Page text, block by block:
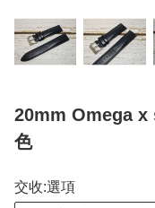
20mm Omega x
色
交收:選項